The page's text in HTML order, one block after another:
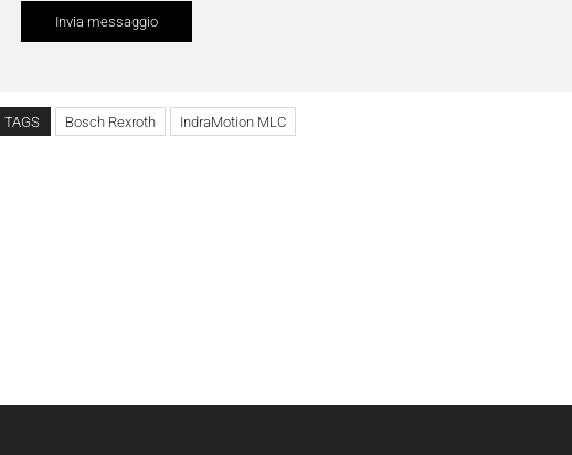
TAGS Bosch Rexroth IndraMotion MLC